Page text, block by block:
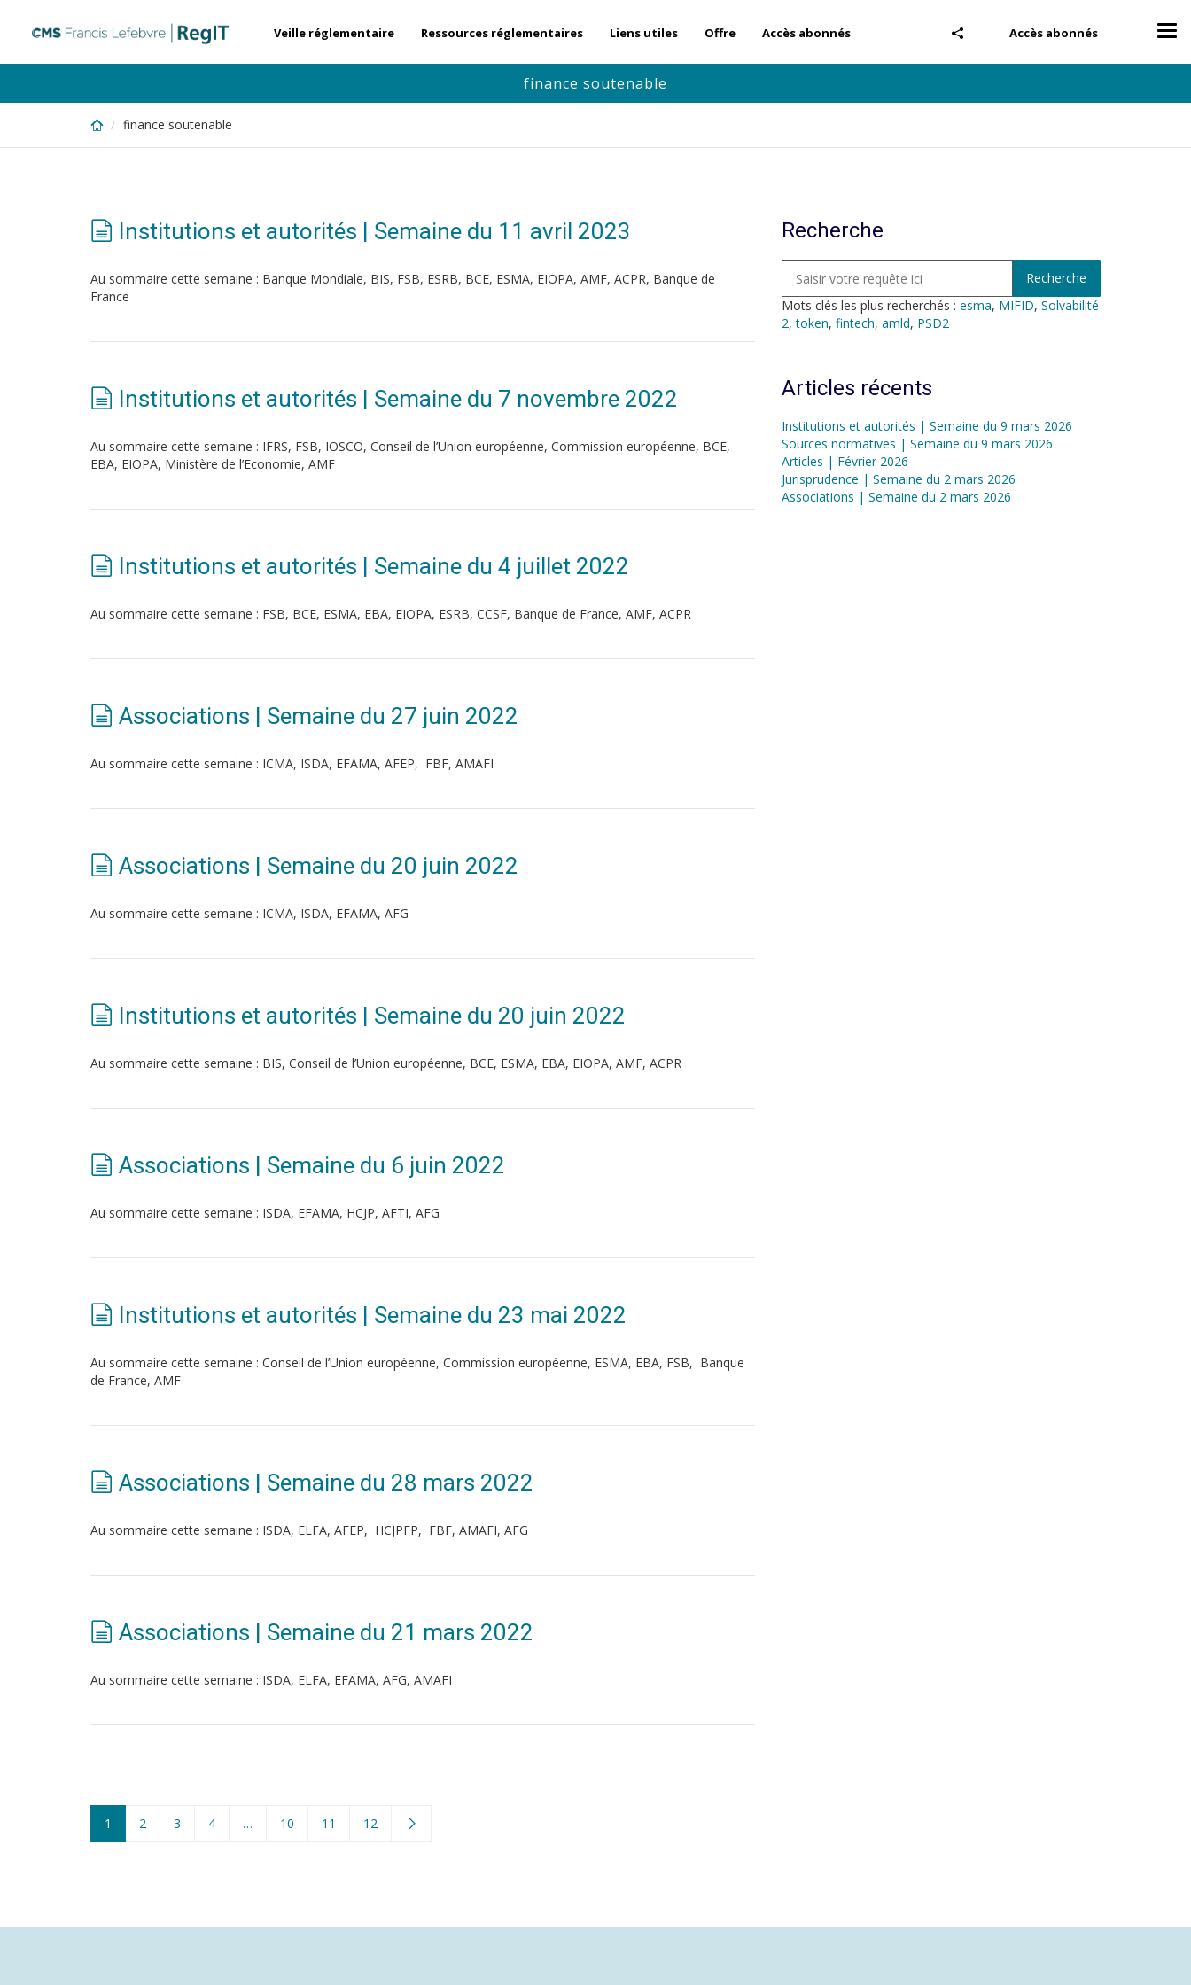
content
Accès abonnés
Veille réglementaire Ressources réglementaires Liens utiles Offre Accès abonnés
finance soutenable
finance soutenable
Institutions et autorités | Semaine du 11 avril 2023
Au sommaire cette semaine : Banque Mondiale, BIS, FSB, ESRB, BCE, ESMA, EIOPA, AMF, ACPR, Banque de
France
Institutions et autorités | Semaine du 7 novembre 2022
Au sommaire cette semaine : IFRS, FSB, IOSCO, Conseil de l’Union européenne, Commission européenne, BCE,
EBA, EIOPA, Ministère de l’Economie, AMF
Institutions et autorités | Semaine du 4 juillet 2022
Au sommaire cette semaine : FSB, BCE, ESMA, EBA, EIOPA, ESRB, CCSF, Banque de France, AMF, ACPR
Associations | Semaine du 27 juin 2022
Au sommaire cette semaine : ICMA, ISDA, EFAMA, AFEP, FBF, AMAFI
Associations | Semaine du 20 juin 2022
Au sommaire cette semaine : ICMA, ISDA, EFAMA, AFG
Institutions et autorités | Semaine du 20 juin 2022
Au sommaire cette semaine : BIS, Conseil de l’Union européenne, BCE, ESMA, EBA, EIOPA, AMF, ACPR
Associations | Semaine du 6 juin 2022
Au sommaire cette semaine : ISDA, EFAMA, HCJP, AFTI, AFG
Institutions et autorités | Semaine du 23 mai 2022
Au sommaire cette semaine : Conseil de l’Union européenne, Commission européenne, ESMA, EBA, FSB, Banque
de France, AMF
Associations | Semaine du 28 mars 2022
Au sommaire cette semaine : ISDA, ELFA, AFEP, HCJPFP, FBF, AMAFI, AFG
Associations | Semaine du 21 mars 2022
Au sommaire cette semaine : ISDA, ELFA, EFAMA, AFG, AMAFI
1 2 3 4 … 10 11 12
Recherche
Mots clés les plus recherchés : esma, MIFID, Solvabilité
2,token, fintech, amld, PSD2
Articles récents
Institutions et autorités | Semaine du 9 mars 2026
Sources normatives | Semaine du 9 mars 2026
Articles | Février 2026
Jurisprudence | Semaine du 2 mars 2026
Associations | Semaine du 2 mars 2026